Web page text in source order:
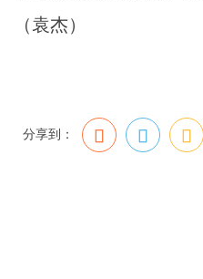
（袁杰）
分享到：